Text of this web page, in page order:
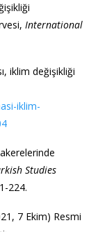
International
iklim değişikliği
iklim-
Studies
224.
7 Ekim) Resmi